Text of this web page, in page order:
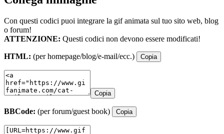
Con questi codici puoi integrare la gif animata sul tuo sito web, blog
o forum!
ATTENZIONE: Questi codici non devono essere modificati!
HTML: (per homepage/blog/e-mail/ecc.) Copia
Copia
BBCode: (per forum/guest book) Copia